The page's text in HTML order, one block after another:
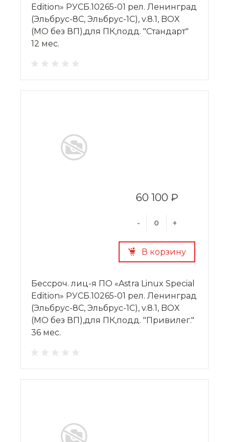
Edition» РУСБ.10265-01 рел. Ленинград
(Эльбрус-8С, Эльбрус-1С), v.8.1, BOX
(МО без ВП),для ПК,подд. "Стандарт"
12 мес.
60 100 ₽
- +
В корзину
Бессроч. лиц-я ПО «Astra Linux Special
Edition» РУСБ.10265-01 рел. Ленинград
(Эльбрус-8С, Эльбрус-1С), v.8.1, BOX
(МО без ВП),для ПК,подд. "Привилег."
36 мес.